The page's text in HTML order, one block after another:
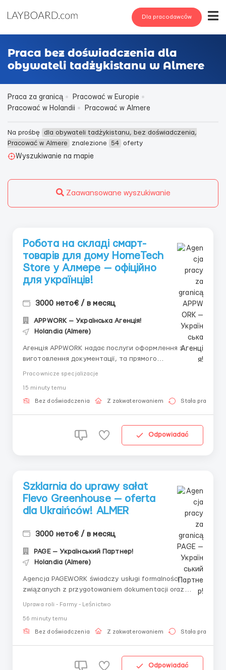
Dla pracodawców
Praca bez doświadczenia dla
obywateli tadżykistanu w Almere
Praca za granicą
Pracować w Europie
Pracować w Holandii
Pracować w Almere
Na prośbę dla obywateli tadżykistanu, bez doświadczenia,
Pracować w Almere
znalezione 54 oferty
Wyszukiwanie na mapie
Zaawansowane wyszukiwanie
Робота на складі смарт-
товарів для дому HomeTech
Store у Алмере — офіційно
для українців!
3000 нето€ / в месяц
APPWORK — Українська Агенція!
Holandia (Almere)
Агенція APPWORK надає послуги оформлення з
виготовлення документації, та прямого
онлайн: Спеціаліст: Денис Бойко Телефон для
консультацій \ для підбору вакансій: +48 889 248
Pracownicze specjalizacje
15 minuty temu
Bez doświadczenia Z zakwaterowaniem Stała praca
Odpowiadać
Szklarnia do uprawy sałat
Flevo Greenhouse — oferta
dla Ukraińców! ALMER
3000 нето€ / в месяц
PAGE — Український Партнер!
Holandia (Almere)
Agencja PAGEWORK świadczy usługi formalności
związanych z przygotowaniem dokumentacji oraz
bezpośredniego zatrudnienia u pracodawcy dla
doboru oferty: Główny Rekruter: Witalij Szewczenko
Telefon do konsultacji / doboru ofert: ...
Uprawa roli - Farmy - Leśnictwo
56 minuty temu
Bez doświadczenia Z zakwaterowaniem Stała praca
Odpowiadać